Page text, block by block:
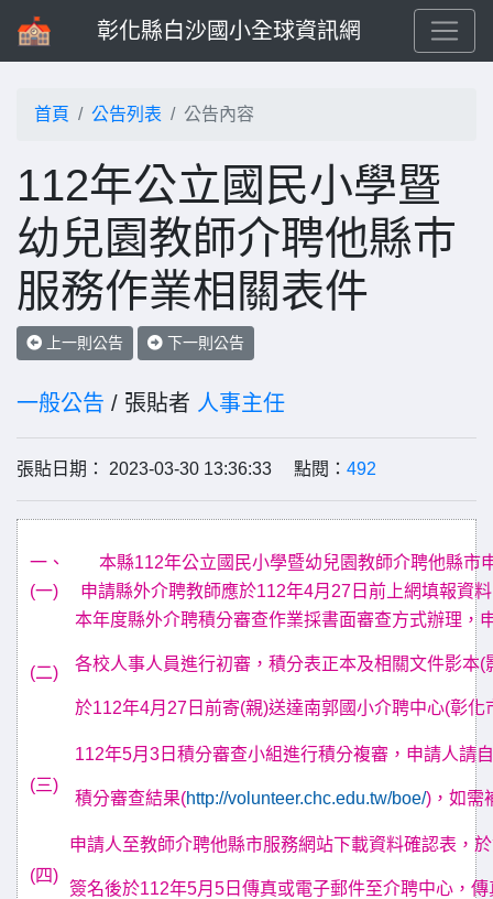
彰化縣白沙國小全球資訊網
首頁 公告列表 公告內容
112年公立國民小學暨
幼兒園教師介聘他縣巿
服務作業相關表件
上一則公告 下一則公告
一般公告 / 張貼者 人事主任
張貼日期： 2023-03-30 13:36:33 點閱： 492
一、
本縣112年公立國民小學暨幼兒園教師介聘他縣市
(一)
申請縣外介聘教師應於112年4月27日前上網填報資
(二)
本年度縣外介聘積分審查作業採書面審查方式辦理，
各校人事人員進行初審，積分表正本及相關文件影本
於112年4月27日前寄(親)送達南郭國小介聘中心(彰化
(三)
112年5月3日積分審查小組進行積分複審，申請人請
積分審查結果(http://volunteer.chc.edu.tw/boe/)，如需
(四)
申請人至教師介聘他縣市服務網站下載資料確認表，
簽名後於112年5月5日傳真或電子郵件至介聘中心，